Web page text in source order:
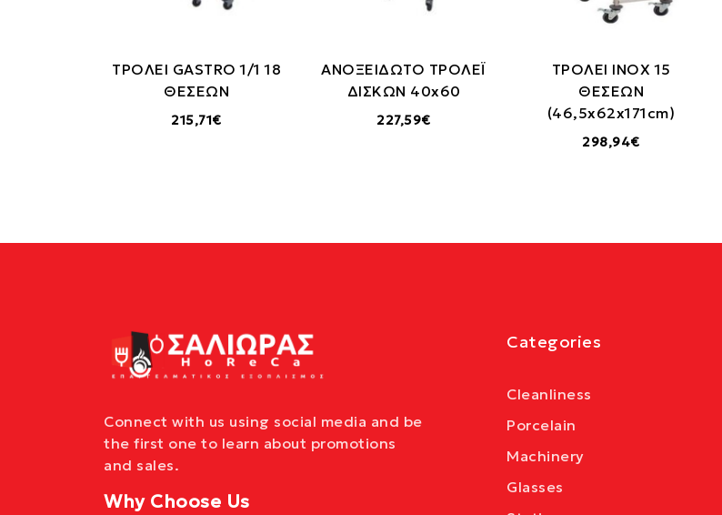
ΤΡΟΛΕΙ GASTRO 1/1 18
ΘΕΣΕΩΝ
215,71€
ΑΝΟΞΕΙΔΩΤΟ ΤΡΟΛΕΪ
ΔΙΣΚΩΝ 40x60
227,59€
ΤΡΟΛΕΙ ΙΝΟΧ 15
ΘΕΣΕΩΝ
(46,5x62x171cm)
298,94€
Connect with us using social media and be
the first one to learn about promotions
and sales.
Why Choose Us
Categories
Cleanliness
Porcelain
Machinery
Glasses